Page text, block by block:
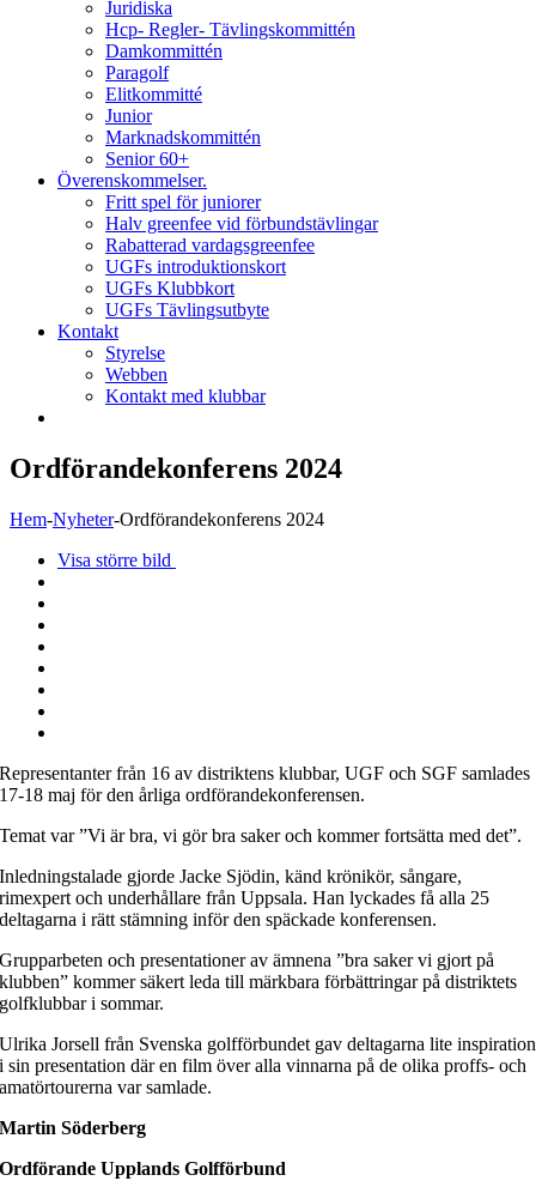
Juridiska
Hcp- Regler- Tävlingskommittén
Damkommittén
Paragolf
Elitkommitté
Junior
Marknadskommittén
Senior 60+
Överenskommelser.
Fritt spel för juniorer
Halv greenfee vid förbundstävlingar
Rabatterad vardagsgreenfee
UGFs introduktionskort
UGFs Klubbkort
UGFs Tävlingsutbyte
Kontakt
Styrelse
Webben
Kontakt med klubbar
Ordförandekonferens 2024
Hem-Nyheter-Ordförandekonferens 2024
Visa större bild
Representanter från 16 av distriktens klubbar, UGF och SGF samlades
17-18 maj för den årliga ordförandekonferensen.
Temat var ”Vi är bra, vi gör bra saker och kommer fortsätta med det”.
Inledningstalade gjorde Jacke Sjödin, känd krönikör, sångare,
rimexpert och underhållare från Uppsala. Han lyckades få alla 25
deltagarna i rätt stämning inför den späckade konferensen.
Grupparbeten och presentationer av ämnena ”bra saker vi gjort på
klubben” kommer säkert leda till märkbara förbättringar på distriktets
golfklubbar i sommar.
Ulrika Jorsell från Svenska golfförbundet gav deltagarna lite inspiration
i sin presentation där en film över alla vinnarna på de olika proffs- och
amatörtourerna var samlade.
Martin Söderberg
Ordförande Upplands Golfförbund